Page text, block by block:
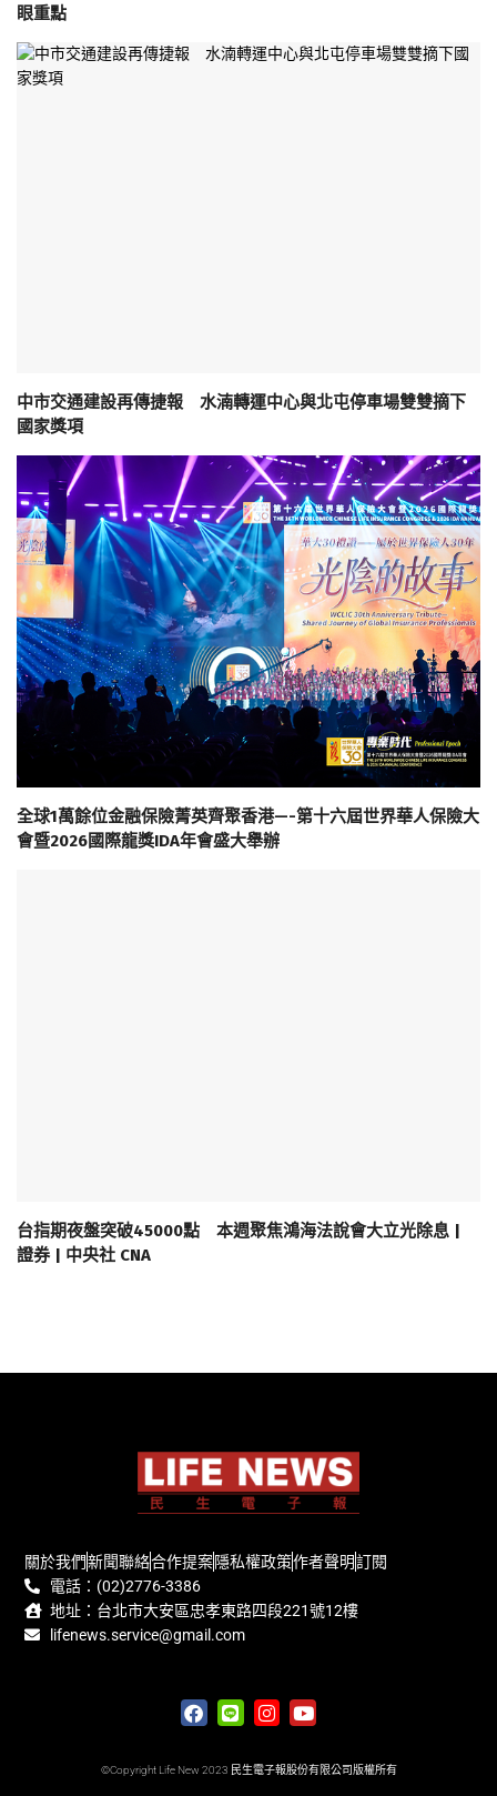
眼重點
中市交通建設再傳捷報 水湳轉運中心與北屯停車場雙雙摘下
國家獎項
全球1萬餘位金融保險菁英齊聚香港—-第十六屆世界華人保險大
會暨2026國際龍獎IDA年會盛大舉辦
台指期夜盤突破45000點 本週聚焦鴻海法說會大立光除息 |
證券 | 中央社 CNA
關於我們新聞聯絡合作提案隱私權政策作者聲明訂閱
電話：(02)2776-3386
地址：台北市大安區忠孝東路四段221號12樓
lifenews.service@gmail.com
©Copyright Life New 2023 民生電子報股份有限公司版權所有